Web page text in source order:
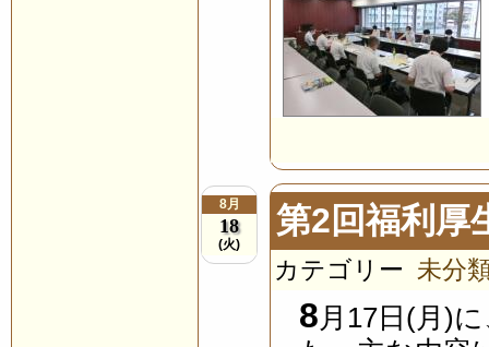
8月
18
(火)
第2回福利厚
カテゴリー 未分
8 月17日(月)